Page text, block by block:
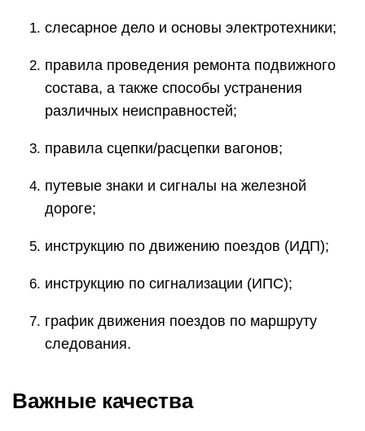
слесарное дело и основы электротехники;
правила проведения ремонта подвижного
состава, а также способы устранения
различных неисправностей;
правила сцепки/расцепки вагонов;
путевые знаки и сигналы на железной
дороге;
инструкцию по движению поездов (ИДП);
инструкцию по сигнализации (ИПС);
график движения поездов по маршруту
следования.
Важные качества